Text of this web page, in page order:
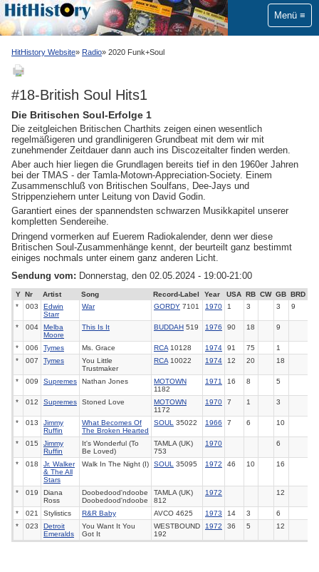
Menü
HitHistory Website Radio 2020 Funk+Soul
#18-British Soul Hits1
Die Britischen Soul-Erfolge 1
Die zeitgleichen Britischen Charthits zeigen einen wesentlich
regelmäßigeren und grandlinigeren Grundbeat mit dem wir mit
zunehmender Zeitdauer dann auch ins Discozeitalter finden werden.
Aber auch hier liegen die Grundlagen bereits tief in den 1960er Jahren
bei der TMAS - der Tamla-Motown-Appreciation-Society. Einem
Zusammenschluß von Britischen Soulfans, Dee-Jays und
Strippenziehern unter Leitung von David Godin.
Garantiert eines der spannendsten schwarzen Musikkapitel unserer
kompletten Sendereihe.
Dringend vormerken auf Euerem Radiokalender, denn wer diese
Britischen Soul-Zusammenhänge kennt, der beurteilt ganz bestimmt
einiges nochmals unter einem ganz anderen Licht.
Sendung vom: Donnerstag, den 02.05.2024 - 19:00-21:00
Y Nr Artist Song Record-Label Year USA RB CW GB BRD
*
003
Edwin
Starr
War GORDY 7101 1970 1 3 3 9
* 004
Melba
Moore
This Is It BUDDAH 519 1976 90 18 9
* 006 Tymes Ms. Grace RCA 10128 1974 91 75
1
*
007 Tymes
You Little
Trustmaker
RCA 10022 1974 12 20 18
* 009 Supremes Nathan Jones
MOTOWN
1182
1971 16 8 5
* 012 Supremes Stoned Love
MOTOWN
1172
1970 7 1 3
* 013
Jimmy
Ruffin
What Becomes Of
The Broken Hearted
SOUL 35022 1966 7 6 10
* 015
Jimmy
Ruffin
It's Wonderful (To
Be Loved)
TAMLA (UK)
753
1970 6
* 018
Jr. Walker
& The All
Stars
Walk In The Night (I) SOUL 35095 1972 46 10 16
* 019
Diana
Ross
Doobedood'ndoobe
Doobedood'ndoobe
TAMLA (UK)
812
1972 12
* 021 Stylistics R&R Baby AVCO 4625 1973 14 3
6
*
023
Detroit
Emeralds
You Want It You
Got It
WESTBOUND
192
1972 36 5 12